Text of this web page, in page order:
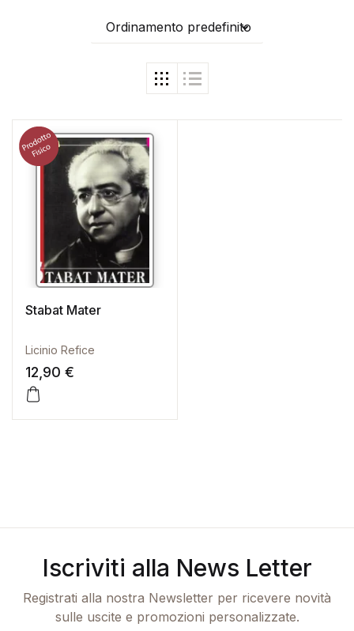
Ordinamento predefinito
Stabat Mater
Licinio Refice
12,90 €
Iscriviti alla News Letter
Registrati alla nostra Newsletter per ricevere novità
sulle uscite e promozioni personalizzate.